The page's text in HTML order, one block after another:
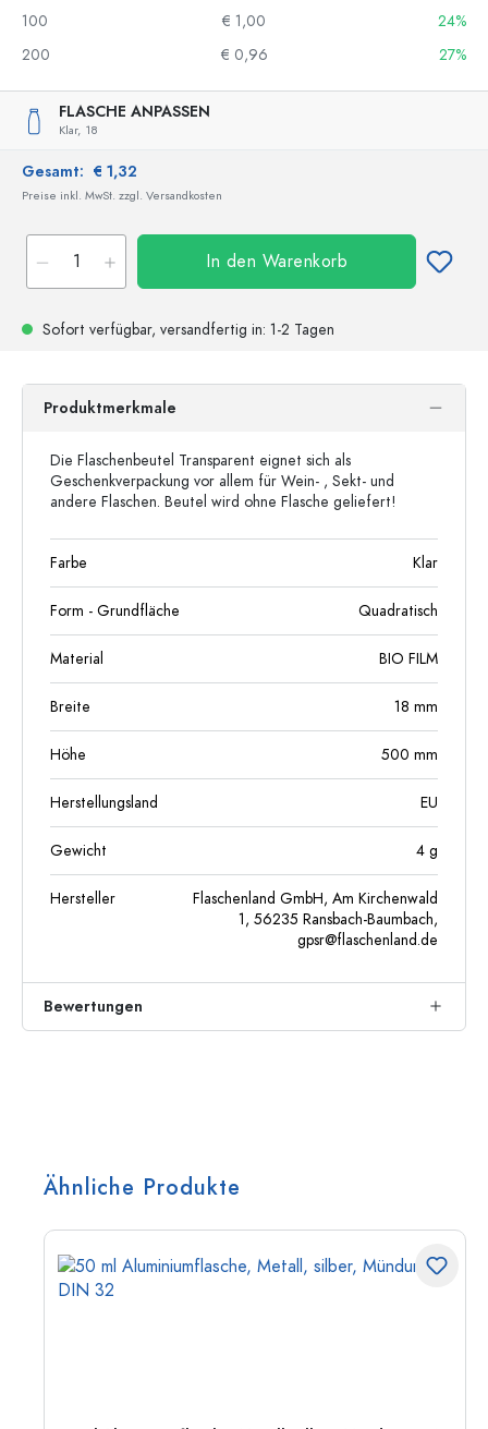
100
€ 1,00
24%
200
€ 0,96 27%
FLASCHE ANPASSEN
Klar, 18
Gesamt: € 1,32
Preise inkl. MwSt. zzgl. Versandkosten
In den Warenkorb
Sofort verfügbar, versandfertig in: 1-2 Tagen
Produktmerkmale
Die Flaschenbeutel Transparent eignet sich als
Geschenkverpackung vor allem für Wein- , Sekt- und
andere Flaschen. Beutel wird ohne Flasche geliefert!
Farbe Klar
Form - Grundfläche Quadratisch
Material BIO FILM
Breite 18 mm
Höhe 500 mm
Herstellungsland EU
Gewicht 4 g
Hersteller
Flaschenland GmbH, Am Kirchenwald
1, 56235 Ransbach-Baumbach,
gpsr@flaschenland.de
Bewertungen
Ähnliche Produkte